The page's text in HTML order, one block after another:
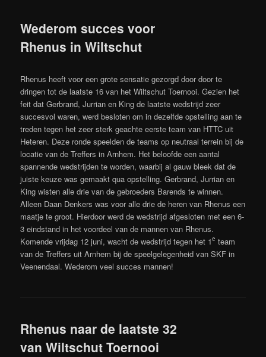
Wederom succes voor
Rhenus in Wiltschut
Rhenus heeft voor een grote sensatie gezorgd door door te
dringen tot de laatste 16 van het Wiltschut Toernooi. Gezien het
feit dat Gerbrand, Jurrian en King de laatste wedstrijd zeer
succesvol waren, werd besloten om in dezelfde opstelling aan te
treden tegen het zeer sterk geachte eerste team van HTTC uit
Heteren. Deze ronde speelden de teams op neutraal terrein bij de
locatie van de Treffers in Arnhem. Het beloofde een aantal
spannende wedstrijden te worden, waarbij al gauw bleek dat de
juiste keuze was gemaakt qua opstelling. Gerbrand, Jurrian en
King wisten alle drie van de gebroeders Barends te winnen.
Alleen Daan Denkers was voor alle drie de heren van Rhenus een
maatje te groot. Hierdoor werd de wedstrijd afgesloten met een 6-
3 eindstand in het voordeel van de mannen van Rhenus.
Komende vrijdag 12 juni, wacht de wedstrijd tegen het 1e team
van de Treffers uit Arnhem bij de speelgelegenheid van SKF in
Veenendaal. Wederom veel succes mannen!
Rhenus naar de laatste 32
van Wiltschut Toernooi